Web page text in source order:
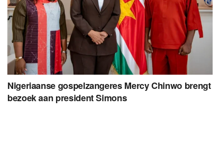
Nigeriaanse gospelzangeres Mercy Chinwo brengt
bezoek aan president Simons